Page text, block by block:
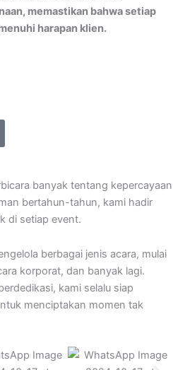
memastikan bahwa setiap
harapan klien.
banyak tentang kepercayaan
bertahun-tahun, kami hadir
di setiap event.
berbagai jenis acara, mulai
korporat, dan banyak lagi.
kami selalu siap
menciptakan momen tak